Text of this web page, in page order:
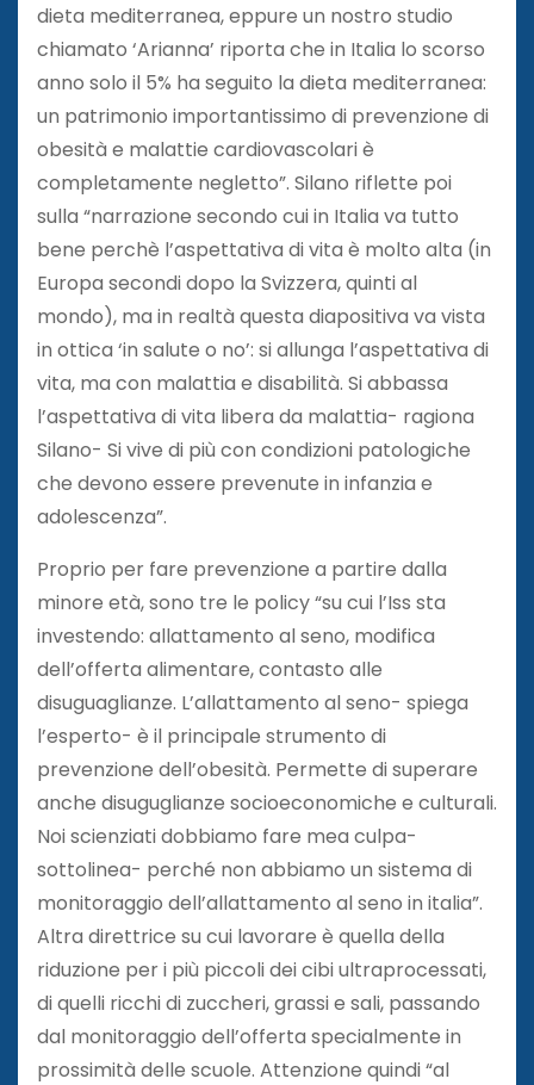
dieta mediterranea, eppure un nostro studio
chiamato ‘Arianna’ riporta che in Italia lo scorso
anno solo il 5% ha seguito la dieta mediterranea:
un patrimonio importantissimo di prevenzione di
obesità e malattie cardiovascolari è
completamente negletto”. Silano riflette poi
sulla “narrazione secondo cui in Italia va tutto
bene perchè l’aspettativa di vita è molto alta (in
Europa secondi dopo la Svizzera, quinti al
mondo), ma in realtà questa diapositiva va vista
in ottica ‘in salute o no’: si allunga l’aspettativa di
vita, ma con malattia e disabilità. Si abbassa
l’aspettativa di vita libera da malattia- ragiona
Silano- Si vive di più con condizioni patologiche
che devono essere prevenute in infanzia e
adolescenza”.
Proprio per fare prevenzione a partire dalla
minore età, sono tre le policy “su cui l’Iss sta
investendo: allattamento al seno, modifica
dell’offerta alimentare, contasto alle
disuguaglianze. L’allattamento al seno- spiega
l’esperto- è il principale strumento di
prevenzione dell’obesità. Permette di superare
anche disuguglianze socioeconomiche e culturali.
Noi scienziati dobbiamo fare mea culpa-
sottolinea- perché non abbiamo un sistema di
monitoraggio dell’allattamento al seno in italia”.
Altra direttrice su cui lavorare è quella della
riduzione per i più piccoli dei cibi ultraprocessati,
di quelli ricchi di zuccheri, grassi e sali, passando
dal monitoraggio dell’offerta specialmente in
prossimità delle scuole. Attenzione quindi “al